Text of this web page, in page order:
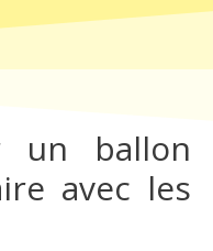
un ballon
avec les